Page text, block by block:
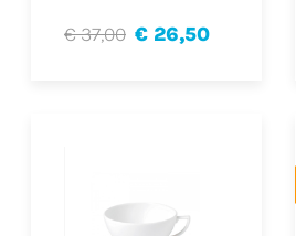
€ 37,00 € 26,50